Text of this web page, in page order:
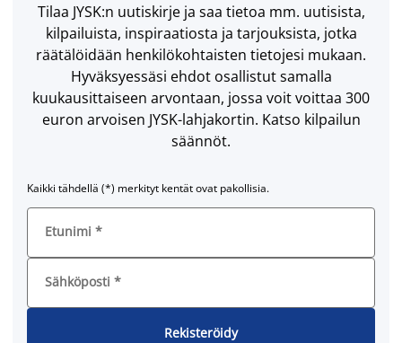
Tilaa JYSK:n uutiskirje ja saa tietoa mm. uutisista,
kilpailuista, inspiraatiosta ja tarjouksista, jotka
räätälöidään henkilökohtaisten tietojesi mukaan.
Hyväksyessäsi ehdot osallistut samalla
kuukausittaiseen arvontaan, jossa voit voittaa 300
euron arvoisen JYSK-lahjakortin. Katso kilpailun
säännöt.
Kaikki tähdellä (*) merkityt kentät ovat pakollisia.
Etunimi *
Sähköposti *
Rekisteröidy